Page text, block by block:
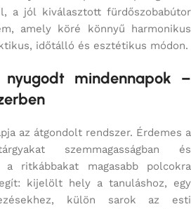
a jól kiválasztott fürdőszobabútor
amely köré könnyű harmonikus
időtálló és esztétikus módon.
nyugodt mindennapok –
az átgondolt rendszer. Érdemes a
szemmagasságban és
a ritkábbakat magasabb polcokra
kijelölt hely a tanuláshoz, egy
külön sarok az esti